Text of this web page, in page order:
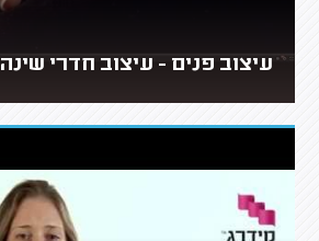
עיצוב פנים - עיצוב חדרי שינה